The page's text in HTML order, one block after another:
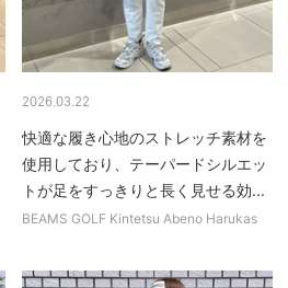
2026.03.22
快適な履き心地のストレッチ素材を
使用しており、テーパードシルエッ
トが足をすっきりと長く見せる効...
BEAMS GOLF Kintetsu Abeno Harukas